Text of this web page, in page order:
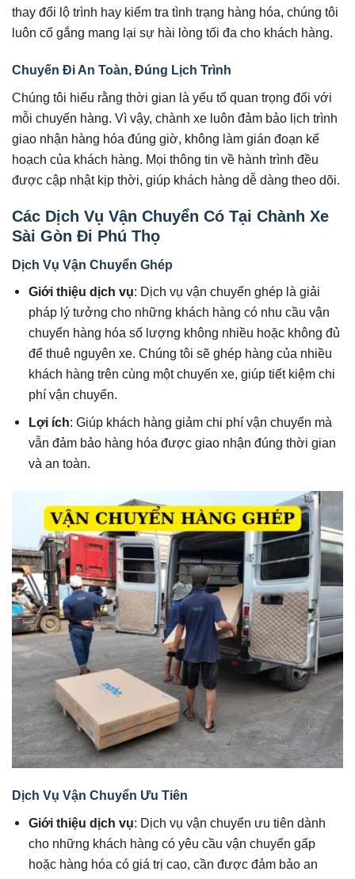
thay đổi lộ trình hay kiểm tra tình trạng hàng hóa, chúng tôi
luôn cố gắng mang lại sự hài lòng tối đa cho khách hàng.
Chuyến Đi An Toàn, Đúng Lịch Trình
Chúng tôi hiểu rằng thời gian là yếu tố quan trọng đối với
mỗi chuyến hàng. Vì vậy, chành xe luôn đảm bảo lịch trình
giao nhận hàng hóa đúng giờ, không làm gián đoạn kế
hoạch của khách hàng. Mọi thông tin về hành trình đều
được cập nhật kịp thời, giúp khách hàng dễ dàng theo dõi.
Các Dịch Vụ Vận Chuyển Có Tại Chành Xe
Sài Gòn Đi Phú Thọ
Dịch Vụ Vận Chuyển Ghép
Giới thiệu dịch vụ: Dịch vụ vận chuyển ghép là giải
pháp lý tưởng cho những khách hàng có nhu cầu vận
chuyển hàng hóa số lượng không nhiều hoặc không đủ
để thuê nguyên xe. Chúng tôi sẽ ghép hàng của nhiều
khách hàng trên cùng một chuyến xe, giúp tiết kiệm chi
phí vận chuyển.
Lợi ích: Giúp khách hàng giảm chi phí vận chuyển mà
vẫn đảm bảo hàng hóa được giao nhận đúng thời gian
và an toàn.
Dịch Vụ Vận Chuyển Ưu Tiên
Giới thiệu dịch vụ: Dịch vụ vận chuyển ưu tiên dành
cho những khách hàng có yêu cầu vận chuyển gấp
hoặc hàng hóa có giá trị cao, cần được đảm bảo an